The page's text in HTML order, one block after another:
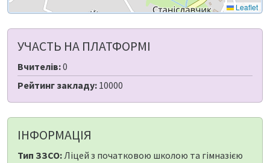
Leaflet
УЧАСТЬ НА ПЛАТФОРМІ
Вчителів:0
Рейтинг закладу: 10000
ІНФОРМАЦІЯ
Тип ЗЗСО:Ліцей з початковою школою та гімназією